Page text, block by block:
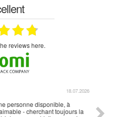
reviews here.
18.07.2026
disponible, à
- cherchant toujours la